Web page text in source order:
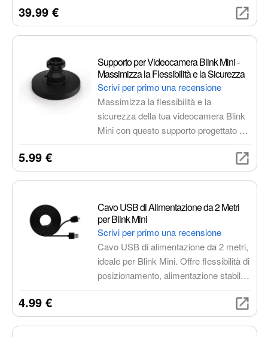
movimento, pulsanti personalizzabili e
tua vita digitale. Controlla TV,
soundbar, ricevitori AV e dispositivi
smart home con un unico
telecomando.
39.99 €
Supporto per Videocamera Blink Mini -
Massimizza la Flessibilità e la Sicurezza
Scrivi per primo una recensione
Massimizza la flessibilità e la
sicurezza della tua videocamera Blink
Mini con questo supporto progettato su
misura. Facile da installare, offre
sull'angolazione per una sorveglianza
5.99 €
Cavo USB di Alimentazione da 2 Metri
per Blink Mini
Scrivi per primo una recensione
Cavo USB di alimentazione da 2 metri,
ideale per Blink Mini. Offre flessibilità di
posizionamento, alimentazione stabile
e installazione semplice. Design
discreto e resistente per una sicurezza
continua.
4.99 €